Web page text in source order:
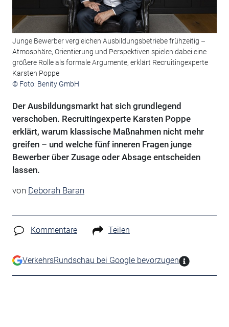
Junge Bewerber vergleichen Ausbildungsbetriebe frühzeitig –
Atmosphäre, Orientierung und Perspektiven spielen dabei eine
größere Rolle als formale Argumente, erklärt Recruitingexperte
Karsten Poppe
© Foto: Benity GmbH
Der Ausbildungsmarkt hat sich grundlegend
verschoben. Recruitingexperte Karsten Poppe
erklärt, warum klassische Maßnahmen nicht mehr
greifen – und welche fünf inneren Fragen junge
Bewerber über Zusage oder Absage entscheiden
lassen.
von Deborah Baran
Kommentare Teilen
VerkehrsRundschau bei Google bevorzugen